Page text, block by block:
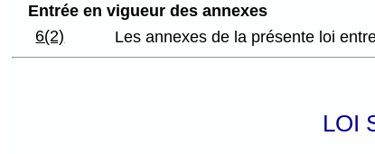
Entrée en vigueur des annexes
6(2)
Les annexes de la présente loi
LOI